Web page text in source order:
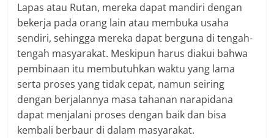
Lapas atau Rutan, mereka dapat mandiri dengan
bekerja pada orang lain atau membuka usaha
sendiri, sehingga mereka dapat berguna di tengah-
tengah masyarakat. Meskipun harus diakui bahwa
pembinaan itu membutuhkan waktu yang lama
serta proses yang tidak cepat, namun seiring
dengan berjalannya masa tahanan narapidana
dapat menjalani proses dengan baik dan bisa
kembali berbaur di dalam masyarakat.